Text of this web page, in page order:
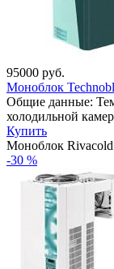
95000 руб.
Моноблок
Общие данные:
холодильной
Купить
Моноблок
-30 %